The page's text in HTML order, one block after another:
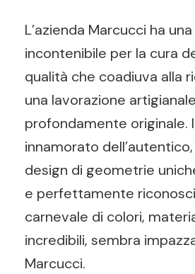
L’azienda Marcucci ha
incontenibile per la cura
qualità che coadiuva alla
una lavorazione artigianale
profondamente originale.
innamorato
design di geometrie
e perfettamente
carnevale di colori,
incredibili, sembra
Marcucci.